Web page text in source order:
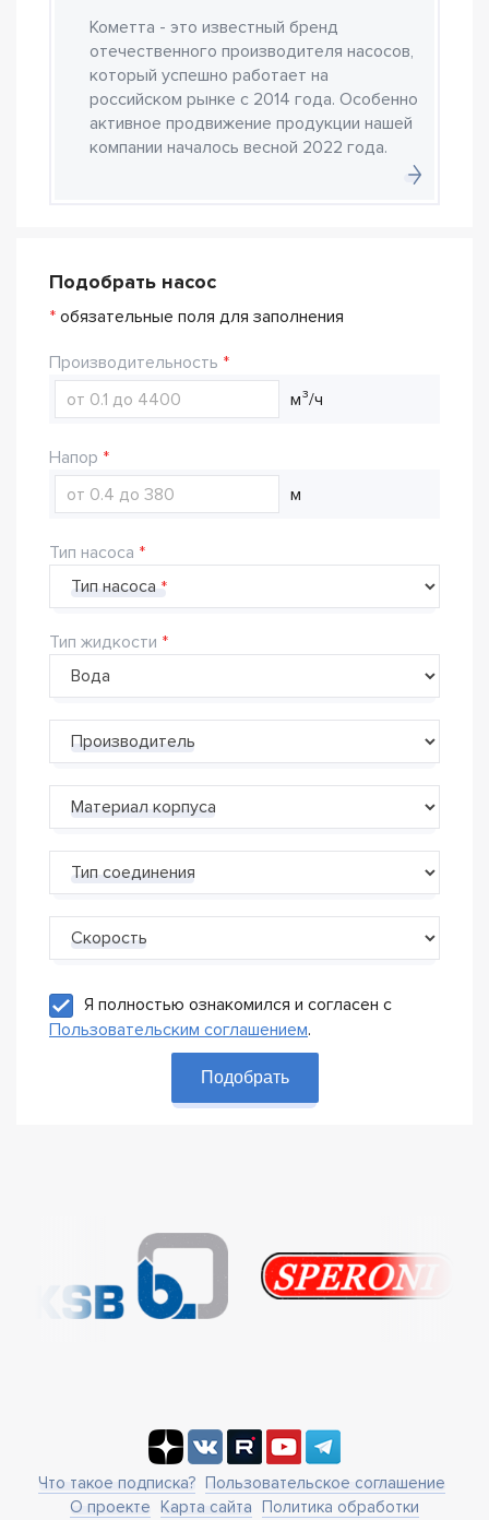
Кометта - это известный бренд
отечественного производителя насосов,
который успешно работает на
российском рынке с 2014 года. Особенно
активное продвижение продукции нашей
компании началось весной 2022 года.
Подобрать насос
* обязательные поля для заполнения
Производительность
м³/ч
Напор
м
Тип насоса
Тип насоса
Тип жидкости
Производитель
Материал корпуса
Тип соединения
Скорость
Я полностью ознакомился и согласен с
Пользовательским соглашением.
Подобрать
Что такое подписка? Пользовательское соглашение
О проекте Карта сайта Политика обработки